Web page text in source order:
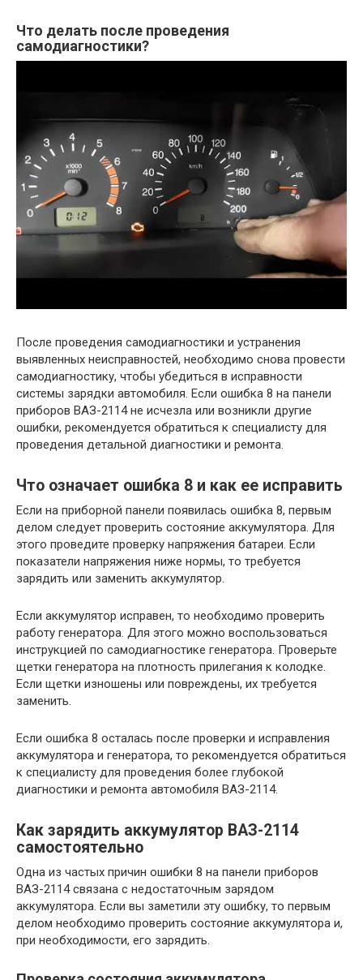
Что делать после проведения
самодиагностики?
После проведения самодиагностики и устранения
выявленных неисправностей, необходимо снова провести
самодиагностику, чтобы убедиться в исправности
системы зарядки автомобиля. Если ошибка 8 на панели
приборов ВАЗ-2114 не исчезла или возникли другие
ошибки, рекомендуется обратиться к специалисту для
проведения детальной диагностики и ремонта.
Что означает ошибка 8 и как ее исправить
Если на приборной панели появилась ошибка 8, первым
делом следует проверить состояние аккумулятора. Для
этого проведите проверку напряжения батареи. Если
показатели напряжения ниже нормы, то требуется
зарядить или заменить аккумулятор.
Если аккумулятор исправен, то необходимо проверить
работу генератора. Для этого можно воспользоваться
инструкцией по самодиагностике генератора. Проверьте
щетки генератора на плотность прилегания к колодке.
Если щетки изношены или повреждены, их требуется
заменить.
Если ошибка 8 осталась после проверки и исправления
аккумулятора и генератора, то рекомендуется обратиться
к специалисту для проведения более глубокой
диагностики и ремонта автомобиля ВАЗ-2114.
Как зарядить аккумулятор ВАЗ-2114
самостоятельно
Одна из частых причин ошибки 8 на панели приборов
ВАЗ-2114 связана с недостаточным зарядом
аккумулятора. Если вы заметили эту ошибку, то первым
делом необходимо проверить состояние аккумулятора и,
при необходимости, его зарядить.